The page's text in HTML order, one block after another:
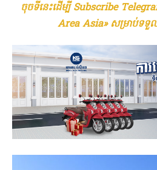
ចុចទីនេះដើម្បី Subscribe
Area Asia» សម្រាប់ទទួ